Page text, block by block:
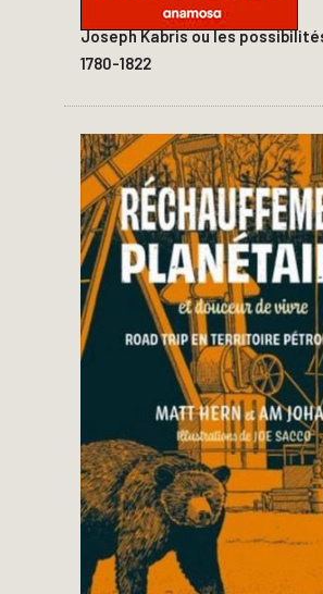
Joseph Kabris ou les
1780-1822